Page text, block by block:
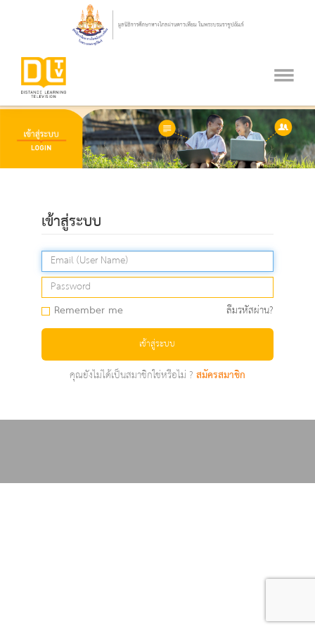
เข้าสู่ระบบ
Remember me ลืมรหัสผ่าน?
เข้าสู่ระบบ
คุณยังไม่ได้เป็นสมาชิกใช่หรือไม่ ?สมัครสมาชิก